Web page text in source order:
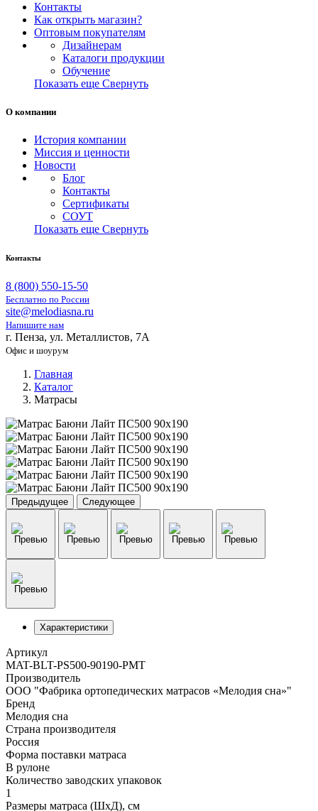
Контакты
Как открыть магазин?
Оптовым покупателям
Дизайнерам
Каталоги продукции
Обучение
Показать еще Свернуть
О компании
История компании
Миссия и ценности
Новости
Блог
Контакты
Сертификаты
СОУТ
Показать еще Свернуть
Контакты
8 (800) 550-15-50
Бесплатно по России
site@melodiasna.ru
Напишите нам
г. Пенза, ул. Металлистов, 7А
Офис и шоурум
Главная
Каталог
Матрасы
Предыдущее Следующее
Характеристики
Артикул
MAT-BLT-PS500-90190-PMT
Производитель
ООО "Фабрика ортопедических матрасов «Мелодия сна»"
Бренд
Мелодия сна
Страна производителя
Россия
Форма поставки матраса
В рулоне
Количество заводских упаковок
1
Размеры матраса (ШхД), см